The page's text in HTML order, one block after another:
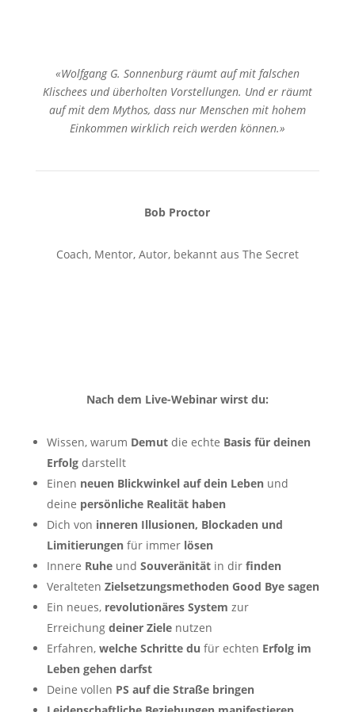
«Wolfgang G. Sonnenburg räumt auf mit falschen
Klischees und überholten Vorstellungen. Und er räumt
auf mit dem Mythos, dass nur Menschen mit hohem
Einkommen wirklich reich werden können.»
Bob Proctor
Coach, Mentor, Autor, bekannt aus The Secret
Nach dem Live-Webinar wirst du:
Wissen, warum Demut die echte Basis für deinen
Erfolg darstellt
​Einen neuen Blickwinkel auf dein Leben und
deine persönliche Realität haben
​Dich von inneren Illusionen, Blockaden und
Limitierungen für immer lösen
​Innere Ruhe und Souveränität in dir finden
​Veralteten Zielsetzungsmethoden Good Bye sagen
Ein neues, revolutionäres System zur
Erreichung deiner Ziele nutzen
​Erfahren, welche Schritte du für echten Erfolg im
Leben gehen darfst
​Deine vollen PS auf die Straße bringen